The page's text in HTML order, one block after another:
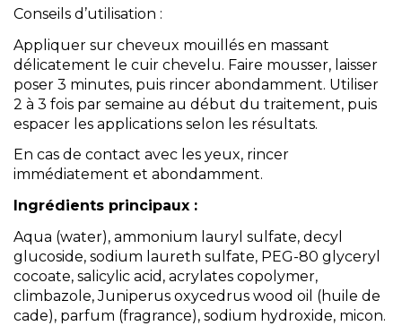
Conseils d’utilisation :
Appliquer sur cheveux mouillés en massant
délicatement le cuir chevelu. Faire mousser, laisser
poser 3 minutes, puis rincer abondamment. Utiliser
2 à 3 fois par semaine au début du traitement, puis
espacer les applications selon les résultats.
En cas de contact avec les yeux, rincer
immédiatement et abondamment.
Ingrédients principaux :
Aqua (water), ammonium lauryl sulfate, decyl
glucoside, sodium laureth sulfate, PEG-80 glyceryl
cocoate, salicylic acid, acrylates copolymer,
climbazole, Juniperus oxycedrus wood oil (huile de
cade), parfum (fragrance), sodium hydroxide, micon.